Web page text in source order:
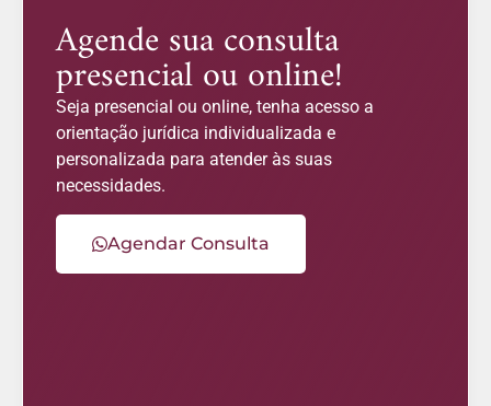
Agende sua consulta
presencial ou online!
Seja presencial ou online, tenha acesso a
orientação jurídica individualizada e
personalizada para atender às suas
necessidades.
Agendar Consulta